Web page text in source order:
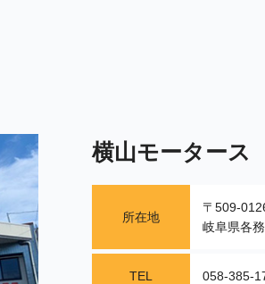
横山モータース
所在地
〒509-
岐阜県各
TEL 058-385-